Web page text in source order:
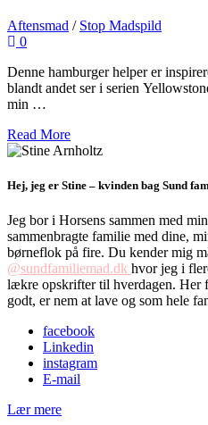
Aftensmad / Stop Madspild
0
Denne hamburger helper er
blandt andet ser i serien
min …
Read More
Hej, jeg er Stine – kvinden bag Sund
Jeg bor i Horsens sammen med
sammenbragte familie med dine,
børneflok på fire. Du kender mig
@sundfamiliemad.dk hvor jeg i
lækre opskrifter til hverdagen. Her
godt, er nem at lave og som hele
facebook
Linkedin
instagram
E-mail
Lær mere